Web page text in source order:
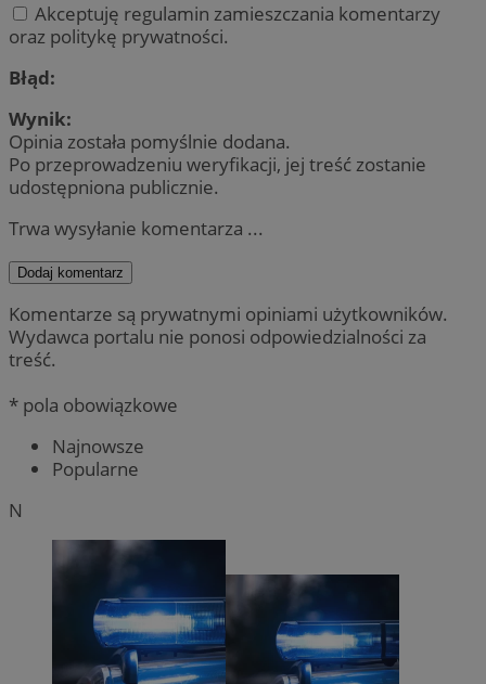
Akceptuję regulamin zamieszczania komentarzy
oraz politykę prywatności.
Błąd:
Wynik:
Opinia została pomyślnie dodana.
Po przeprowadzeniu weryfikacji, jej treść zostanie
udostępniona publicznie.
Trwa wysyłanie komentarza ...
Dodaj komentarz
Komentarze są prywatnymi opiniami użytkowników.
Wydawca portalu nie ponosi odpowiedzialności za
treść.
* pola obowiązkowe
Najnowsze
Popularne
N